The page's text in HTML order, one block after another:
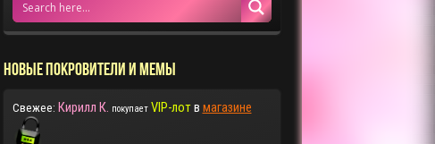
НОВЫЕ ПОКРОВИТЕЛИ И МЕМЫ
Свежее: Кирилл К. покупает VIP-лотв магазине